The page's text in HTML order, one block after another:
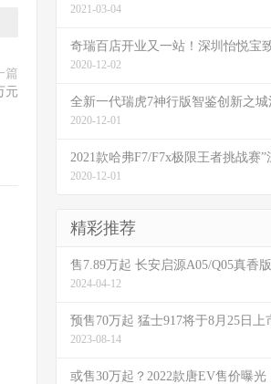
篇
元
2021-03-04
奇瑞百店开业又一站！深圳怡悦宝
2020-12-02
全新一代瑞虎7神行版智鉴创新之
2020-12-01
2021款哈弗F7/F7x极限王者挑战赛
2020-12-01
精彩推荐
售7.89万起 长安启源A05/Q05真香
2024-04-12
预售70万起 猛士917将于8月25日上
2023-08-14
或售30万起？2022款唐EV售价曝光